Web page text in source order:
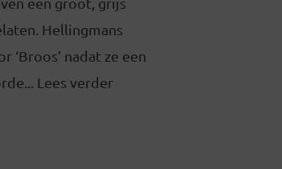
Hellingmans
nadat ze een
Lees verder